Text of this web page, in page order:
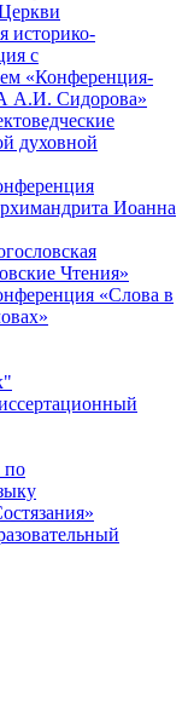
историко-
с
«Конференция-
А.И. Сидорова»
духовной
Иоанна
Чтения»
«Cлова в
по